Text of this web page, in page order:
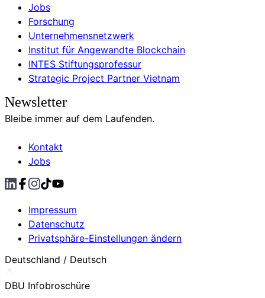
Jobs
Forschung
Unternehmensnetzwerk
Institut für Angewandte Blockchain
INTES Stiftungsprofessur
Strategic Project Partner Vietnam
Newsletter
Bleibe immer auf dem Laufenden.
Kontakt
Jobs
Impressum
Datenschutz
Privatsphäre-Einstellungen ändern
Deutschland / Deutsch
DBU Infobroschüre